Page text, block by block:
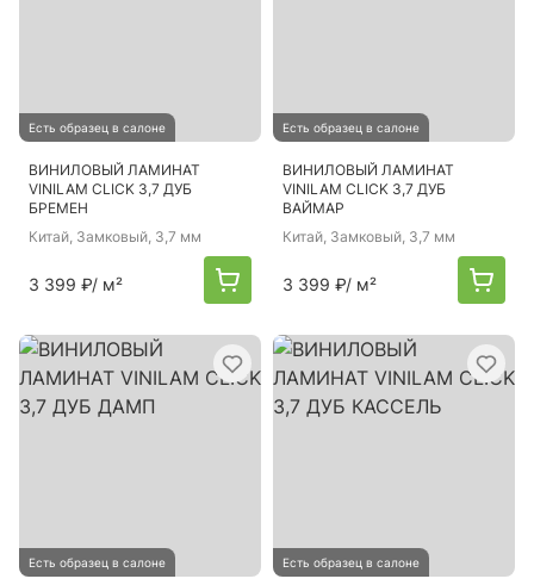
Есть образец в салоне
ВИНИЛОВЫЙ ЛАМИНАТ
VINILAM CLICK 3,7 ДУБ
БРЕМЕН
Китай, Замковый, 3,7 мм
3 399 ₽/ м²
Есть образец в салоне
ВИНИЛОВЫЙ ЛАМИНАТ
VINILAM CLICK 3,7 ДУБ
ВАЙМАР
Китай, Замковый, 3,7 мм
3 399 ₽/ м²
Есть образец в салоне Есть образец в салоне